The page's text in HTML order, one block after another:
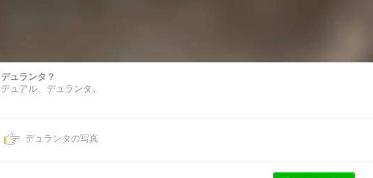
デュランタ？
デュアル、デュランタ。
デュランタの写真